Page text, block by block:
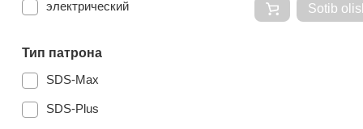
780 Вт
850 Вт
электрический
Тип патрона
SDS-Max
SDS-Plus
Sotib